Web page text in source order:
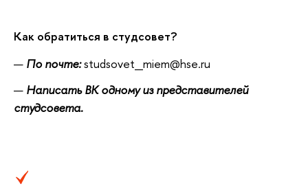
Как обратиться в студсовет?
По почте:​​studsovet_miem@hse.ru
Написать ВК одному из представителей
студсовета.